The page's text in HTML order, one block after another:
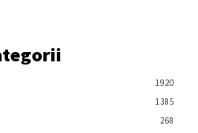
1920
1385
268